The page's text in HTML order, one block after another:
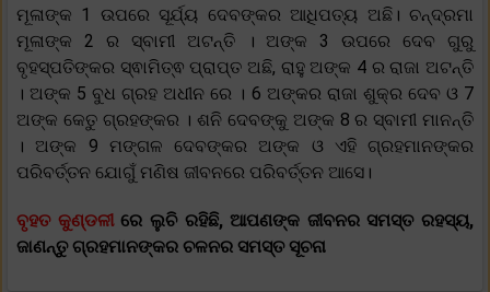
ମୂଳାଙ୍କ 1 ଉପରେ ସୂର୍ଯ୍ୟ ଦେବଙ୍କର ଆଧିପତ୍ୟ ଅଛି। ଚନ୍ଦ୍ରମା
ମୂଳାଙ୍କ 2 ର ସ୍ବାମୀ ଅଟନ୍ତି । ଅଙ୍କ 3 ଉପରେ ଦେବ ଗୁରୁ
ବୃହସ୍ପତିଙ୍କର ସ୍ଵାମିତ୍ଵ ପ୍ରାପ୍ତ ଅଛି, ରାହୁ ଅଙ୍କ 4 ର ରାଜା ଅଟନ୍ତି
। ଅଙ୍କ 5 ବୁଧ ଗ୍ରହ ଅଧୀନ ରେ । 6 ଅଙ୍କର ରାଜା ଶୁକ୍ର ଦେବ ଓ 7
ଅଙ୍କ କେତୁ ଗ୍ରହଙ୍କର । ଶନି ଦେବଙ୍କୁ ଅଙ୍କ 8 ର ସ୍ବାମୀ ମାନନ୍ତି
। ଅଙ୍କ 9 ମଙ୍ଗଳ ଦେବଙ୍କର ଅଙ୍କ ଓ ଏହି ଗ୍ରହମାନଙ୍କର
ପରିବର୍ତ୍ତନ ଯୋଗୁଁ ମଣିଷ ଜୀବନରେ ପରିବର୍ତ୍ତନ ଆସେ।
ବୃହତ କୁଣ୍ଡଳୀରେ ଲୁଚି ରହିଛି, ଆପଣଙ୍କ ଜୀବନର ସମସ୍ତ ରହସ୍ୟ,
ଜାଣନ୍ତୁ ଗ୍ରହମାନଙ୍କର ଚଳନର ସମସ୍ତ ସୂଚନା